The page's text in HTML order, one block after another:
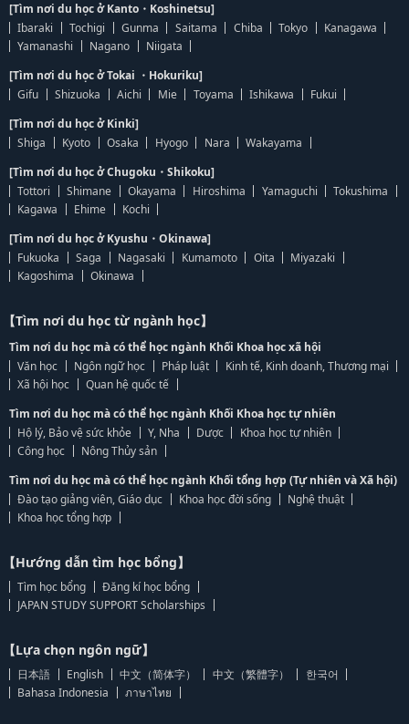
[Tìm nơi du học ở Kanto・Koshinetsu]
Ibaraki
Tochigi Gunma Saitama Chiba Tokyo
Kanagawa
Yamanashi
Nagano
Niigata
[Tìm nơi du học ở Tokai ・Hokuriku]
Gifu
Shizuoka Aichi Mie Toyama Ishikawa
Fukui
[Tìm nơi du học ở Kinki]
Shiga
Kyoto Osaka Hyogo Nara
Wakayama
[Tìm nơi du học ở Chugoku・Shikoku]
Tottori
Shimane Okayama Hiroshima Yamaguchi
Tokushima
Kagawa
Ehime
Kochi
[Tìm nơi du học ở Kyushu・Okinawa]
Fukuoka
Saga Nagasaki Kumamoto Oita
Miyazaki
Kagoshima
Okinawa
【Tìm nơi du học từ ngành học】
Tìm nơi du học mà có thể học ngành Khối Khoa học xã hội
Văn học
Ngôn ngữ học Pháp luật
Kinh tế, Kinh doanh, Thương mại
Xã hội học
Quan hệ quốc tế
Tìm nơi du học mà có thể học ngành Khối Khoa học tự nhiên
Hộ lý, Bảo vệ sức khỏe
Y, Nha Dược
Khoa học tự nhiên
Công học
Nông Thủy sản
Tìm nơi du học mà có thể học ngành Khối tổng hợp (Tự nhiên và Xã hội)
Đào tạo giảng viên, Giáo dục
Khoa học đời sống
Nghệ thuật
Khoa học tổng hợp
【Hướng dẫn tìm học bổng】
Tìm học bổng
Đăng kí học bổng
JAPAN STUDY SUPPORT Scholarships
【Lựa chọn ngôn ngữ】
日本語 English 中文（简体字） 中文（繁體字）
한국어
Bahasa Indonesia
ภาษาไทย